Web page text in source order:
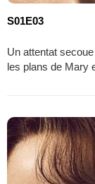
S01E03
Un attentat
les plans de Mary